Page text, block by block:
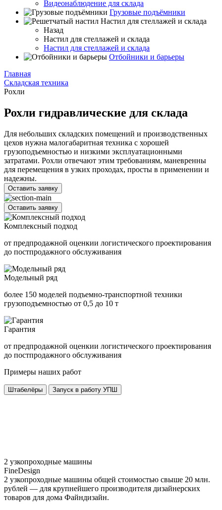
Видеонаблюдение для склада
Грузовые подъёмники
Настил для стеллажей и склада
Назад
Настил для стеллажей и склада
Настил для стеллажей и склада
Отбойники и барьеры
Главная
Складская техника
Рохли
Рохли гидравлические для склада
Для небольших складских помещений и производственных
цехов нужна малогабаритная техника с хорошей
грузоподъемностью и низкими эксплуатационными
затратами. Рохли отвечают этим требованиям, маневренны
для перемещения в узких проходах, просты в применении и
надежны.
Оставить заявку
Оставить заявку
Комплексный подход
от предпродажной оценкии логистического проектирования
до постпродажного обслуживания
Модельный ряд
более 150 моделей подъемно-транспортной техники
грузоподъемностью от 0,5 до 10 т
Гарантия
от предпродажной оценкии логистического проектирования
до постпродажного обслуживания
Примеры наших работ
Штабелёры Запуск в работу УПШ
2 узкопроходные машины
FineDesign
2 узкопроходные машины общей стоимостью свыше 20 млн.
рублей — для крупнейшего производителя дизайнерских
товаров для дома Файндизайн.